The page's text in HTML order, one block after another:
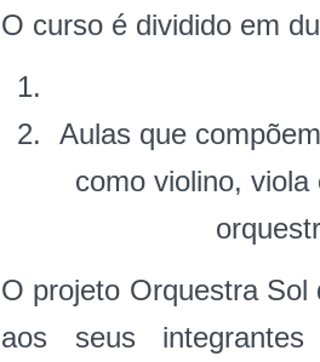
O curso é dividido em
Aulas que
como violino,
O projeto Orquestra Sol
aos seus